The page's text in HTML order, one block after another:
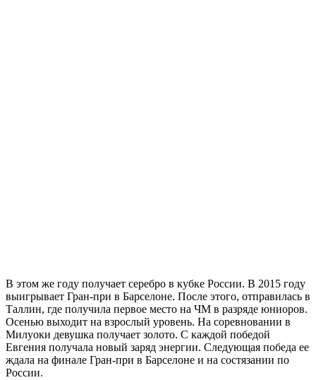
В этом же году получает серебро в кубке России. В 2015 году
выигрывает Гран-при в Барселоне. После этого, отправилась в
Таллин, где получила первое место на ЧМ в разряде юниоров.
Осенью выходит на взрослый уровень. На соревновании в
Милуоки девушка получает золото. С каждой победой
Евгения получала новый заряд энергии. Следующая победа ее
ждала на финале Гран-при в Барселоне и на состязании по
России.